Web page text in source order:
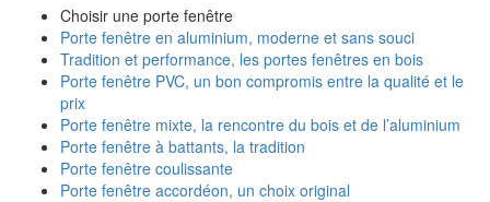
Choisir une porte fenêtre
Porte fenêtre en aluminium, moderne et sans souci
Tradition et performance, les portes fenêtres en bois
Porte fenêtre PVC, un bon compromis entre la qualité et le
prix
Porte fenêtre mixte, la rencontre du bois et de l’aluminium
Porte fenêtre à battants, la tradition
Porte fenêtre coulissante
Porte fenêtre accordéon, un choix original